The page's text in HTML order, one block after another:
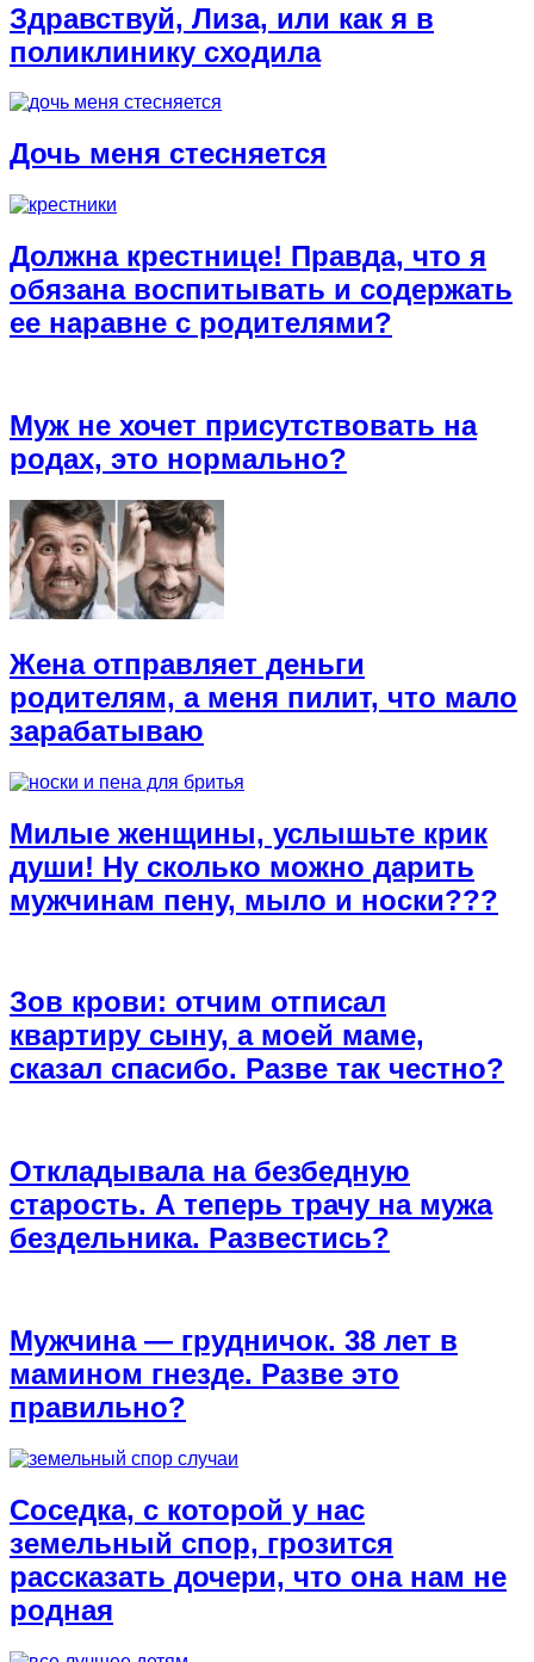
Здравствуй, Лиза, или как я в
поликлинику сходила
Дочь меня стесняется
Должна крестнице! Правда, что я
обязана воспитывать и содержать
ее наравне с родителями?
Муж не хочет присутствовать на
родах, это нормально?
Жена отправляет деньги
родителям, а меня пилит, что мало
зарабатываю
Милые женщины, услышьте крик
души! Ну сколько можно дарить
мужчинам пену, мыло и носки???
Зов крови: отчим отписал
квартиру сыну, а моей маме,
сказал спасибо. Разве так честно?
Откладывала на безбедную
старость. А теперь трачу на мужа
бездельника. Развестись?
Мужчина — грудничок. 38 лет в
мамином гнезде. Разве это
правильно?
Соседка, с которой у нас
земельный спор, грозится
рассказать дочери, что она нам не
родная